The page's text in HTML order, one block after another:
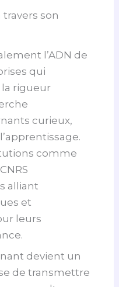
travers son
l’ADN de
qui
la rigueur
curieux,
comme
alliant
et
leurs
devient un
de transmettre